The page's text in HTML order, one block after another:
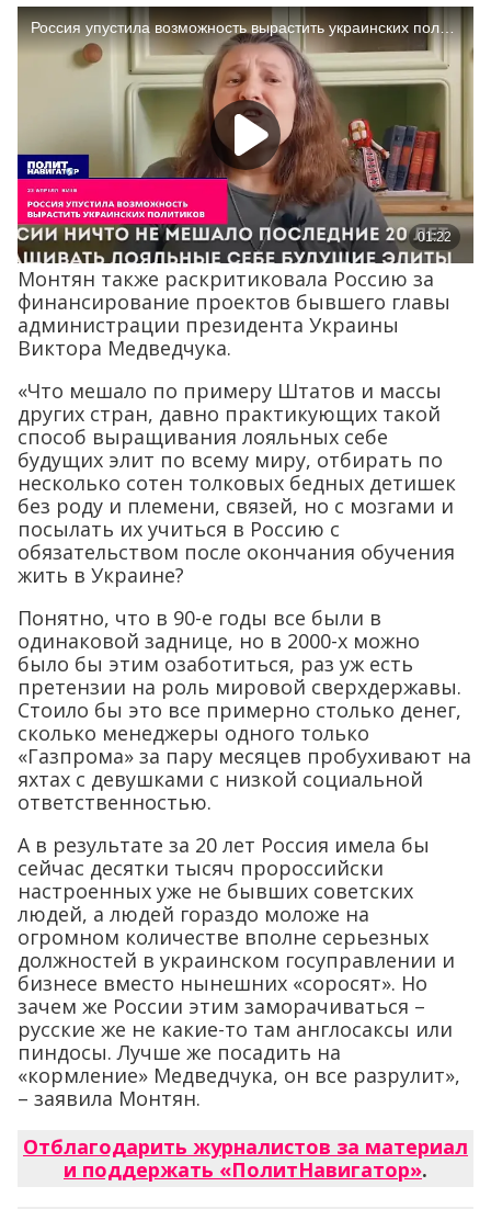
Монтян также раскритиковала Россию за
финансирование проектов бывшего главы
администрации президента Украины
Виктора Медведчука.
«Что мешало по примеру Штатов и массы
других стран, давно практикующих такой
способ выращивания лояльных себе
будущих элит по всему миру, отбирать по
несколько сотен толковых бедных детишек
без роду и племени, связей, но с мозгами и
посылать их учиться в Россию с
обязательством после окончания обучения
жить в Украине?
Понятно, что в 90-е годы все были в
одинаковой заднице, но в 2000-х можно
было бы этим озаботиться, раз уж есть
претензии на роль мировой сверхдержавы.
Стоило бы это все примерно столько денег,
сколько менеджеры одного только
«Газпрома» за пару месяцев пробухивают на
яхтах с девушками с низкой социальной
ответственностью.
А в результате за 20 лет Россия имела бы
сейчас десятки тысяч пророссийски
настроенных уже не бывших советских
людей, а людей гораздо моложе на
огромном количестве вполне серьезных
должностей в украинском госуправлении и
бизнесе вместо нынешних «соросят». Но
зачем же России этим заморачиваться –
русские же не какие-то там англосаксы или
пиндосы. Лучше же посадить на
«кормление» Медведчука, он все разрулит»,
– заявила Монтян.
Отблагодарить журналистов за материал
и поддержать «ПолитНавигатор».